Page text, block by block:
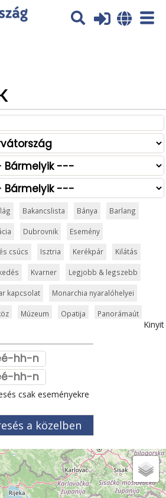
használ. További tájékoztatás itt:
Bakancslista Bánya Barlang
Dubrovnik Esemény
csúcs Isztria Kerékpár Kilátás
Kvarner Legjobb & legszebb
kapcsolat Monarchia nyaralóhelyei
Múzeum Opatija Panorámaút
Szigetek
és kolostor
üdülőhely Természeti szépség
kastély Városkalauzok
Vízipark Zadar
Kinyit
csak eseményekre
a közelben